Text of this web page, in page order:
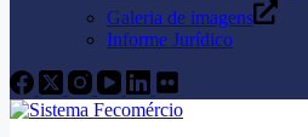
Galeria de imagens
Informe Jurídico